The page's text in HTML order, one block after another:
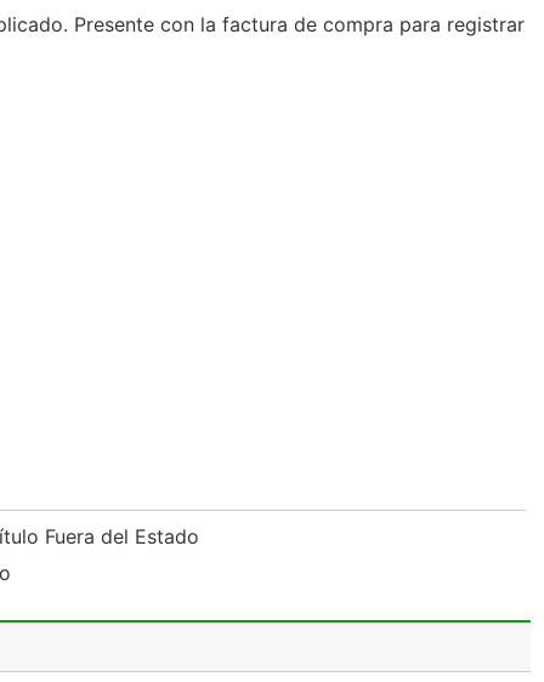
Presente con la factura de compra para registrar
Fuera del Estado